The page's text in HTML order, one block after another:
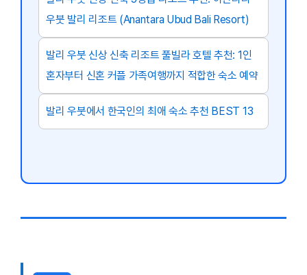
우붓 발리 리조트 (Anantara Ubud Bali Resort)
발리 우붓 신상 신축 리조트 풀빌라 호텔 추천: 1인
혼자부터 신혼 커플 가족여행까지 적합한 숙소 예약
발리 우붓에서 한국인의 최애 숙소 추천 BEST 13